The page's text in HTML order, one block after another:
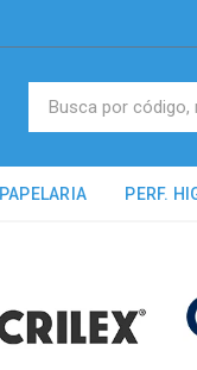
PAPELARIA PERF.